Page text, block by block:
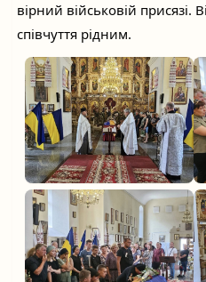
вірний військовій присязі.
співчуття рідним.